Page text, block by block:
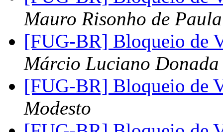
Mauro Risonho de
[FUG-BR] Bloqueio de
Márcio Luciano Donada
[FUG-BR] Bloqueio de
Modesto